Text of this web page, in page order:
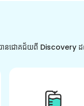
ទួលបានជោគជ័យពី